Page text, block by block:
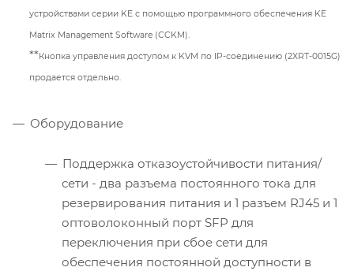
устройствами серии KE с помощью программного обеспечения KE
Matrix Management Software (CCKM).
**Кнопка управления доступом к KVM по IP-соединению (2XRT-0015G)
продается отдельно.
Оборудование
Поддержка отказоустойчивости питания/
сети - два разъема постоянного тока для
резервирования питания и 1 разъем RJ45 и 1
оптоволоконный порт SFP для
переключения при сбое сети для
обеспечения постоянной доступности в